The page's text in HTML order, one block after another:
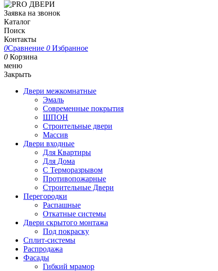
Заявка на звонок
Каталог
Поиск
Контакты
0Сравнение 0 Избранное
0 Корзина
меню
Закрыть
Двери межкомнатные
Эмаль
Современные покрытия
ШПОН
Строительные двери
Массив
Двери входные
Для Квартиры
Для Дома
С Терморазрывом
Противопожарные
Строительные Двери
Перегородки
Распашные
Откатные системы
Двери скрытого монтажа
Под покраску
Сплит-системы
Распродажа
Фасады
Гибкий мрамор